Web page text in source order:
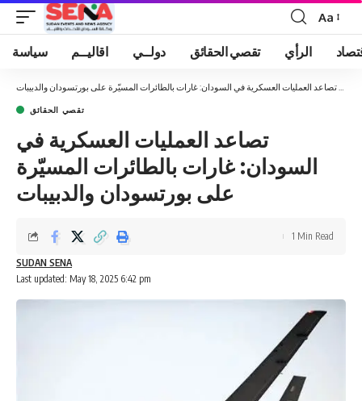
Font
Resizer
Aa
سياسة اقاليــم دولــي تقصي الحقائق الرأي
تصاعد العمليات العسكرية في السودان: غارات بالطائرات المسيّرة على بورتسودان والدبيبات
تقصي الحقائق
تصاعد العمليات العسكرية في
السودان: غارات بالطائرات المسيّرة
على بورتسودان والدبيبات
Last updated: May 18, 2025 6:42 pm
SUDAN SENA
1 Min Read